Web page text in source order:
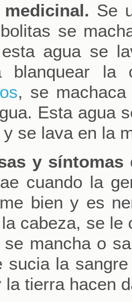
medicinal. Se
se
agua se
blanquear la
, se
Esta agua
se lava en la
y síntomas
cuando la
bien y es
cabeza, se le
se mancha o
sucia la
la tierra hacen